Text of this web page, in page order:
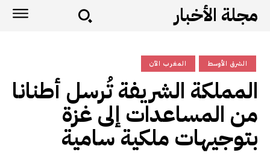
مجلة الأخبار
الشرق الأوسط المغرب الآن
المملكة الشريفة تُرسل أطنانا
من المساعدات إلى غزة
بتوجيهات ملكية سامية